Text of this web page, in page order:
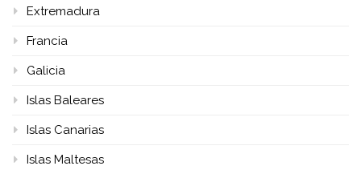
Extremadura
Francia
Galicia
Islas Baleares
Islas Canarias
Islas Maltesas